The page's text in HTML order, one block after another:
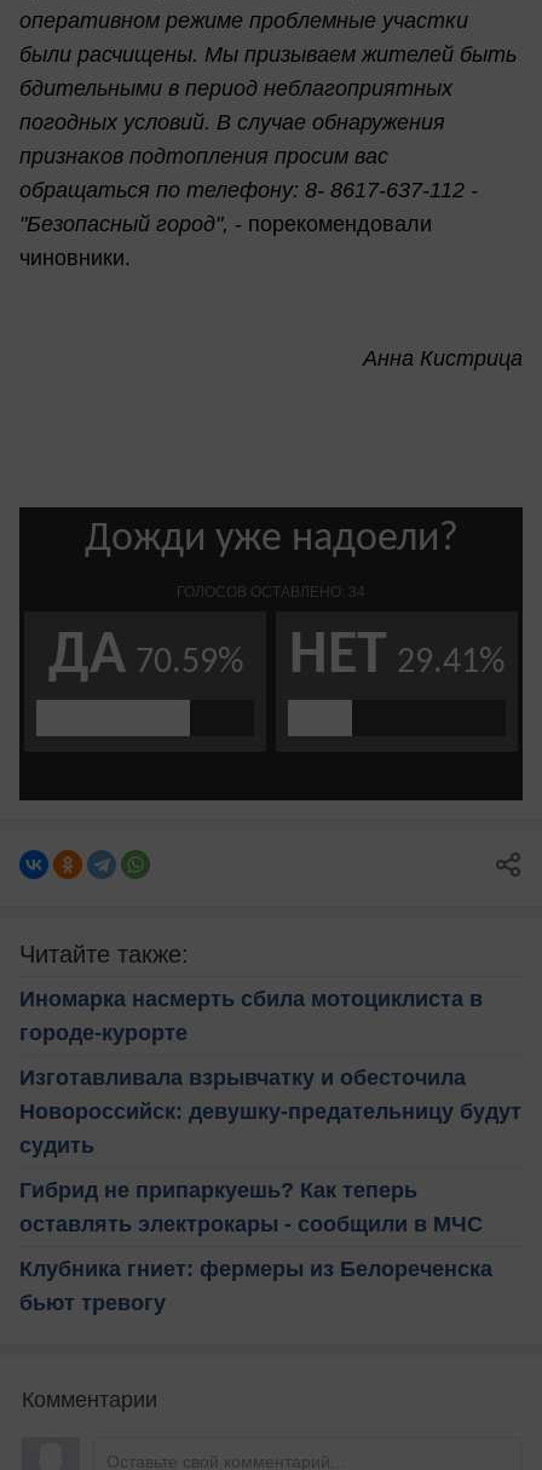
оперативном режиме проблемные участки
были расчищены. Мы призываем жителей быть
бдительными в период неблагоприятных
погодных условий. В случае обнаружения
признаков подтопления просим вас
обращаться по телефону: 8- 8617-637-112 -
"Безопасный город", - порекомендовали
чиновники.
Анна Кистрица
Читайте также:
Иномарка насмерть сбила мотоциклиста в
городе-курорте
Изготавливала взрывчатку и обесточила
Новороссийск: девушку-предательницу будут
судить
Гибрид не припаркуешь? Как теперь
оставлять электрокары - сообщили в МЧС
Клубника гниет: фермеры из Белореченска
бьют тревогу
Комментарии